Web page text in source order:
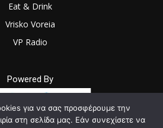
Eat & Drink
Vrisko Voreia
VP Radio
Powered By
για να σας προσφέρουμε την
στη σελίδα μας. Εάν συνεχίσετε να